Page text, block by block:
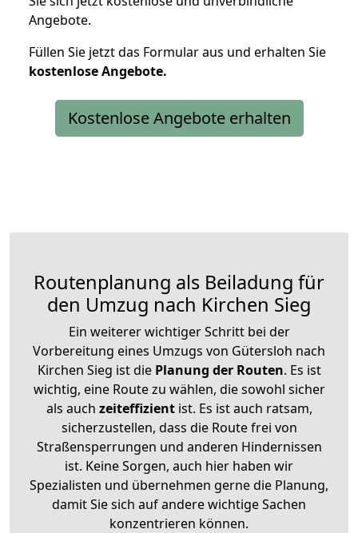
Angebote.
Füllen Sie jetzt das Formular aus und erhalten Sie
kostenloseAngebote.
Kostenlose Angebote erhalten
Routenplanung als Beiladung für
den Umzug nach Kirchen Sieg
Ein weiterer wichtiger Schritt bei der
Vorbereitung eines Umzugs von Gütersloh nach
Kirchen Sieg ist diePlanung der Routen. Es ist
wichtig, eine Route zu wählen, die sowohl sicher
als auch zeiteffizientist. Es ist auch ratsam,
sicherzustellen, dass die Route frei von
Straßensperrungen und anderen Hindernissen
ist. Keine Sorgen, auch hier haben wir
Spezialisten und übernehmen gerne die Planung,
damit Sie sich auf andere wichtige Sachen
konzentrieren können.